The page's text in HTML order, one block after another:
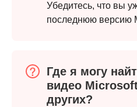
Убедитесь, что вы
последнюю версию
Где я могу
видео
других?